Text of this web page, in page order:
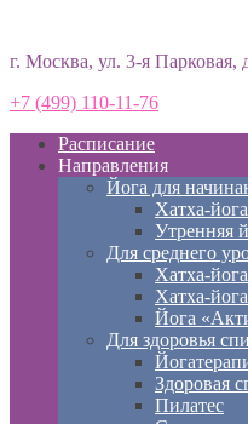
г. Москва, ул. 3-я
+7 (499) 110-11-76
Расписание
Направления
Йога для
Хатха-
Утренняя
Для среднего
Хатха-йога
Хатха-
Йога
Для здоровья
Здоровая
Пилатес